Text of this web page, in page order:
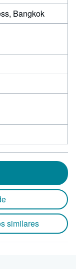
Bangkok
similares